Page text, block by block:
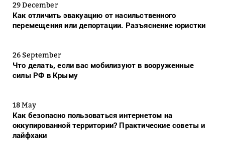
29 December
Как отличить эвакуацию от насильственного
перемещения или депортации. Разъяснение юристки
26 September
Что делать, если вас мобилизуют в вооруженные
силы РФ в Крыму
18 May
Как безопасно пользоваться интернетом на
оккупированной территории? Практические советы и
лайфхаки